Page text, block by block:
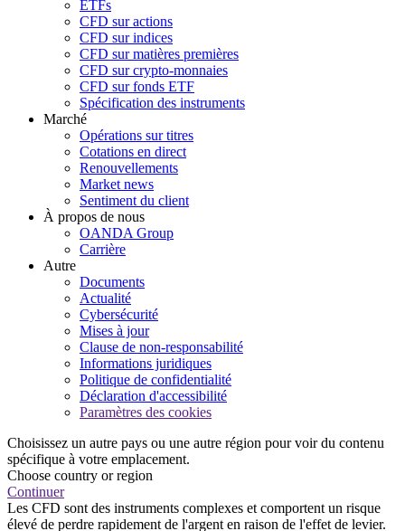
ETFs
CFD sur actions
CFD sur indices
CFD sur matières premières
CFD sur crypto-monnaies
CFD sur fonds ETF
Spécification des instruments
Marché
Opérations sur titres
Cotations en direct
Renouvellements
Market news
Sentiment du client
À propos de nous
OANDA Group
Carrière
Autre
Documents
Actualité
Cybersécurité
Mises à jour
Clause de non-responsabilité
Informations juridiques
Politique de confidentialité
Déclaration d'accessibilité
Paramètres des cookies
Choisissez un autre pays ou une autre région pour voir du contenu
spécifique à votre emplacement.
Choose country or region
Continuer
Les CFD sont des instruments complexes et comportent un risque
élevé de perdre rapidement de l'argent en raison de l'effet de levier.